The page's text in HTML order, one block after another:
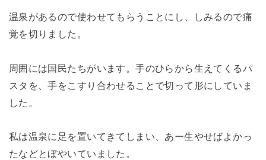
温泉があるので使わせてもらうことにし、しみるので痛
覚を切りました。
周囲には国民たちがいます。手のひらから生えてくるパ
スタを、手をこすり合わせることで切って形にしていま
した。
私は温泉に足を置いてきてしまい、あー生やせばよかっ
たなどとぼやいていました。